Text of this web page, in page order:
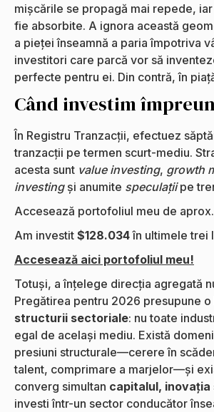
mișcările se propagă mai repede,
fie absorbite. A ignora această
a pieței înseamnă a paria împotriva
investitori care parcă vor să
perfecte pentru ei. Din contră, în
Când investim
În Registru Tranzacții, efectuez
tranzacții pe termen scurt-mediu.
acesta sunt value investing, growth
investingși anumite speculațiipe
Accesează portofoliul meu de aprox.
Am investit $128.034în ultimele trei
Accesează aici portofoliul meu!
Totuși, a înțelege direcția agregată
Pregătirea pentru 2026 presupune o
structurii sectoriale: nu toate
egal de același mediu. Există
presiuni structurale—cerere în
talent, comprimare a marjelor—și
converg simultan capitalul, inovația
investi într-un sector conducător